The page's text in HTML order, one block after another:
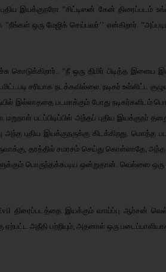
இயக்குநரோ ”சிட்டிஸன் கேன் திரைப்படம்
ஒரு மேஜிக் செய்பவர்’’ என்கிறார்.
கொடுக்கிறார்.. ”நீ ஒரு திமிர் பிடித்த
சரியாக நடக்கவில்லை. நடிகர்
இல்லாததை படமாக்கும் போது
படப்பிடிப்பில் அந்தப் புதிய இயக்குநர்
அந்த புதிய இயக்குநருக்கு கிடக்கிறது.
தரத்தில் சமரசம் செய்து கொள்ளாதே,
பொருந்தக்கூடிய ஒன்றுதான். வெல்ஸை
திரைப்படத்தை இயக்கும் வாய்ப்பு ஆர்சன்
அநீதி பற்றியும், அதனால் ஒரு